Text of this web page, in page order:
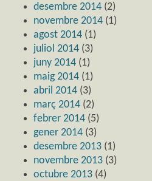
desembre 2014 (2)
novembre 2014 (1)
agost 2014 (1)
juliol 2014 (3)
juny 2014 (1)
maig 2014 (1)
abril 2014 (3)
març 2014 (2)
febrer 2014 (5)
gener 2014 (3)
desembre 2013 (1)
novembre 2013 (3)
octubre 2013 (4)